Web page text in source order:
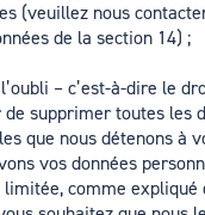
(veuillez nous
de la section 14) ;
– c’est-à-dire le
supprimer toutes les
que nous détenons à
vos données
limitée, comme expliqué